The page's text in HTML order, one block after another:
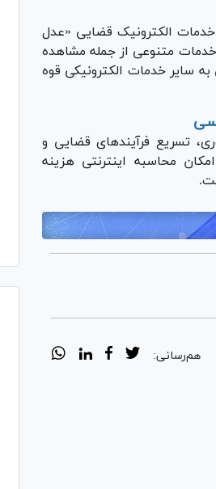
خدمات الکترونیک قضایی «عدل
خدمات متنوعی از جمله مشاهده
سایر خدمات الکترونیکی قوه
تسریع فرآیند‌های قضایی و
محاسبه اینترنتی هزینه
هم‌رسانی: